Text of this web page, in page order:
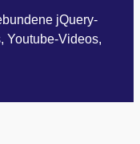
jQuery-
Youtube-Videos,